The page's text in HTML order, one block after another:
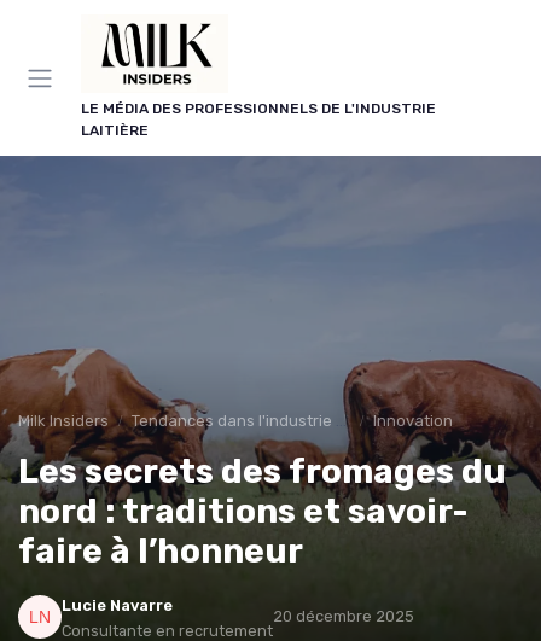
LE MÉDIA DES PROFESSIONNELS DE L'INDUSTRIE
LAITIÈRE
Milk Insiders Tendances dans l'industrie des produits laitiers Innovation
Les secrets des fromages du
nord : traditions et savoir-
faire à l’honneur
Lucie Navarre
Consultante en recrutement
20 décembre 2025